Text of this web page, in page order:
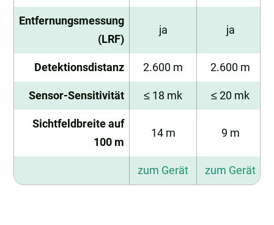
Entfernungsmessung
(LRF)
ja ja
Detektionsdistanz 2.600 m 2.600 m
Sensor-Sensitivität ≤ 18 mk ≤ 20 mk
Sichtfeldbreite auf
100 m
14 m 9 m
zum Gerät zum Gerät